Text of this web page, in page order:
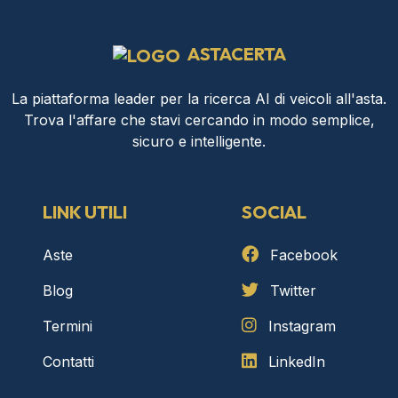
ASTACERTA
La piattaforma leader per la ricerca AI di veicoli all'asta.
Trova l'affare che stavi cercando in modo semplice,
sicuro e intelligente.
LINK UTILI
Aste
Blog
Termini
Contatti
SOCIAL
Facebook
Twitter
Instagram
LinkedIn